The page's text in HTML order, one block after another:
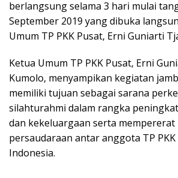
berlangsung selama 3 hari mulai
September 2019 yang dibuka
Umum TP PKK Pusat, Erni Guniarti
Ketua Umum TP PKK Pusat, Erni
Kumolo, menyampikan kegiatan
memiliki tujuan sebagai sarana
silahturahmi dalam rangka
dan kekeluargaan serta mempererat
persaudaraan antar anggota TP
Indonesia.